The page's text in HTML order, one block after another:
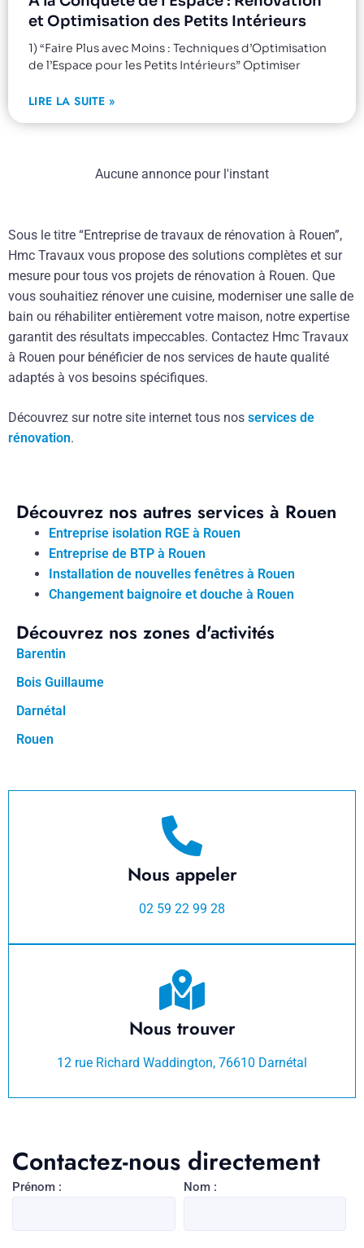
et Optimisation des Petits Intérieurs
1) “Faire Plus avec Moins : Techniques d’Optimisation
de l’Espace pour les Petits Intérieurs” Optimiser
LIRE LA SUITE »
Aucune annonce pour l'instant
Sous le titre “Entreprise de travaux de rénovation à Rouen”,
Hmc Travaux vous propose des solutions complètes et sur
mesure pour tous vos projets de rénovation à Rouen. Que
vous souhaitiez rénover une cuisine, moderniser une salle de
bain ou réhabiliter entièrement votre maison, notre expertise
garantit des résultats impeccables. Contactez Hmc Travaux
à Rouen pour bénéficier de nos services de haute qualité
adaptés à vos besoins spécifiques.
Découvrez sur notre site internet tous nos services de
rénovation.
Découvrez nos autres services à Rouen
Entreprise isolation RGE à Rouen
Entreprise de BTP à Rouen
Installation de nouvelles fenêtres à Rouen
Changement baignoire et douche à Rouen
Découvrez nos zones d'activités
Barentin
Bois Guillaume
Darnétal
Rouen
Nous appeler
02 59 22 99 28
Nous trouver
12 rue Richard Waddington, 76610 Darnétal
Contactez-nous directement
Prénom : Nom :